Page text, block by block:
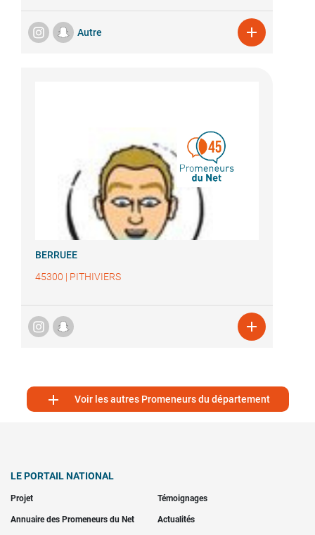
Autre 
BERRUEE
45300 | PITHIVIERS

 Voir les autres Promeneurs du département
LE PORTAIL NATIONAL
Projet Témoignages
Annuaire des Promeneurs du Net Actualités